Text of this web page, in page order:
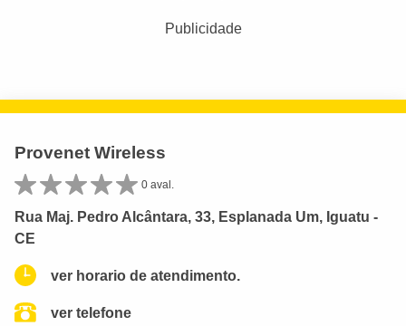
Publicidade
Provenet Wireless
0 aval.
Rua Maj. Pedro Alcântara, 33, Esplanada Um, Iguatu -
CE
ver horario de atendimento.
ver telefone